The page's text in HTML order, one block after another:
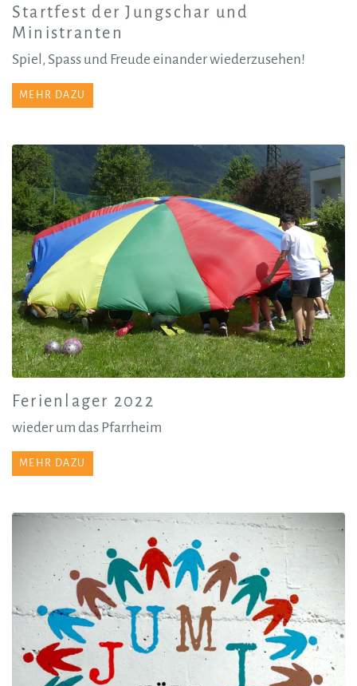
Startfest der Jungschar und
Ministranten
Spiel, Spass und Freude einander wiederzusehen!
MEHR DAZU
Ferienlager 2022
wieder um das Pfarrheim
MEHR DAZU